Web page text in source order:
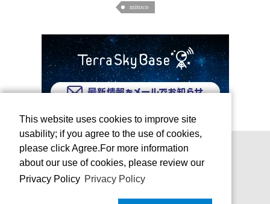
mitoco
This website uses cookies to improve site
usability; if you agree to the use of cookies,
please click Agree.For more information
about our use of cookies, please review our
Privacy Policy Privacy Policy